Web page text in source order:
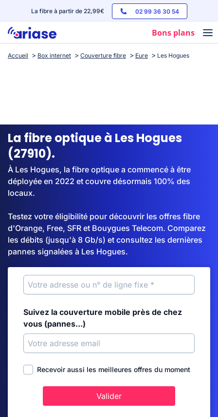
La fibre à partir de 22,99€ 02 99 36 30 54
Bons plans
Box internet
Streaming
Accueil Box internet Couverture fibre Eure Les Hogues
La fibre optique à Les Hogues
(27910).
À Les Hogues, la fibre optique a commencé à être
déployée en 2022 et couvre désormais 100% des
locaux.
Testez votre éligibilité pour découvrir les offres fibre
d'Orange, Free, SFR et Bouygues Telecom. Comparez
les débits (jusqu'à 8 Gb/s) et consultez les dernières
pannes signalées à Les Hogues.
Suivez la couverture mobile près de chez
vous (pannes...)
Recevoir aussi les meilleures offres du moment
Valider